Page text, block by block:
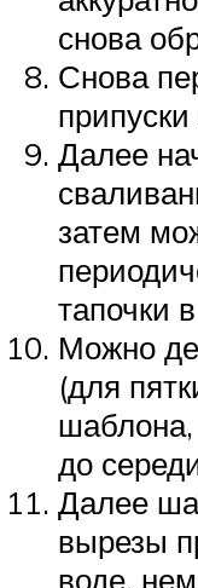
снова
Снова
Далее
затем
тапочки
Можно
(для
до
Далее
вырезы
воде,